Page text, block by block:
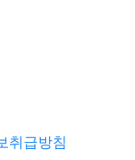
취급방침